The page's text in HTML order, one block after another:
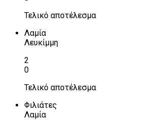
Τελικό αποτέλεσμα
Λαμία
Λευκίμμη
2
0
Τελικό αποτέλεσμα
Φιλιάτες
Λαμία